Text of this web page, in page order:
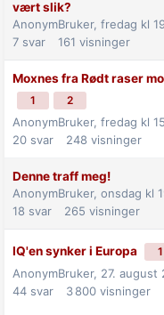
vært slik?
AnonymBruker, fredag kl
7 svar 161 visninger
Moxnes fra Rødt raser
1 2
AnonymBruker, fredag kl
20 svar 248 visninger
Denne traff meg!
AnonymBruker, onsdag kl
18 svar 265 visninger
IQ'en synker i Europa 1
AnonymBruker, 27. august
44 svar 3 800 visninger